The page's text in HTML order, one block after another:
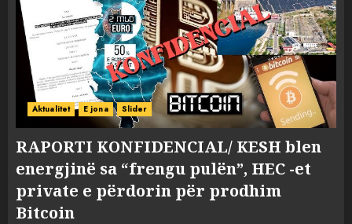
Aktualitet E jona Slider
RAPORTI KONFIDENCIAL/ KESH blen
energjinë sa “frengu pulën”, HEC -et
private e përdorin për prodhim
Bitcoin